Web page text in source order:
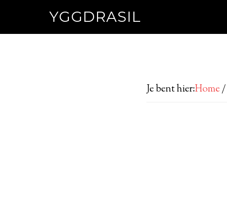
YGGDRASIL
Je bent hier:Home/